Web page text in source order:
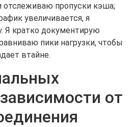
отслеживаю пропуски кэша;
увеличивается, я
Я кратко документирую
пики нагрузки, чтобы
втайне.
от